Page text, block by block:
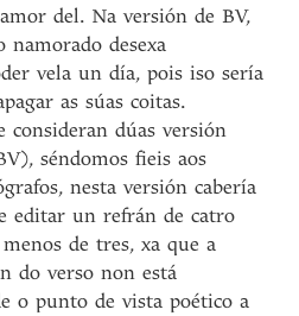
del. Na versión de BV,
namorado desexa
vela un día, pois iso sería
as súas coitas.
consideran dúas versión
séndomos fieis aos
nesta versión cabería
editar un refrán de catro
de tres, xa que a
do verso non está
o punto de vista poético a